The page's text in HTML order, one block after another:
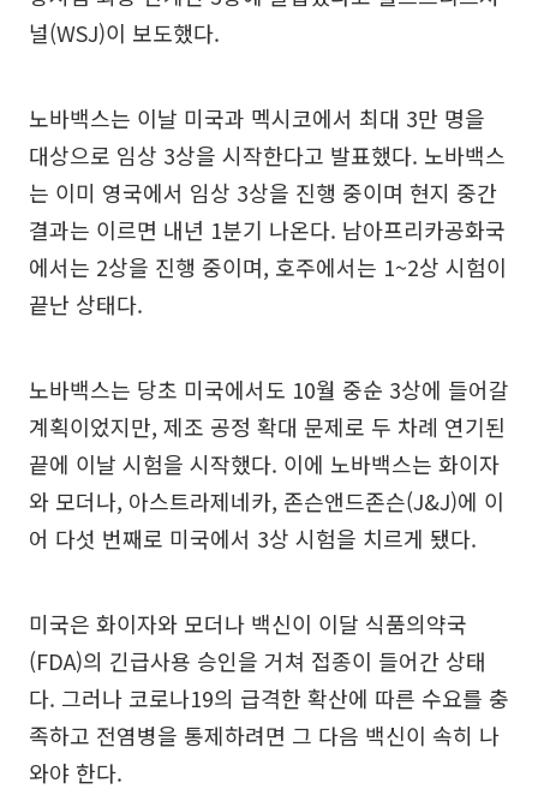
널(WSJ)이 보도했다.
노바백스는 이날 미국과 멕시코에서 최대 3만 명을
대상으로 임상 3상을 시작한다고 발표했다. 노바백스
는 이미 영국에서 임상 3상을 진행 중이며 현지 중간
결과는 이르면 내년 1분기 나온다. 남아프리카공화국
에서는 2상을 진행 중이며, 호주에서는 1~2상 시험이
끝난 상태다.
노바백스는 당초 미국에서도 10월 중순 3상에 들어갈
계획이었지만, 제조 공정 확대 문제로 두 차례 연기된
끝에 이날 시험을 시작했다. 이에 노바백스는 화이자
와 모더나, 아스트라제네카, 존슨앤드존슨(J&J)에 이
어 다섯 번째로 미국에서 3상 시험을 치르게 됐다.
미국은 화이자와 모더나 백신이 이달 식품의약국
(FDA)의 긴급사용 승인을 거쳐 접종이 들어간 상태
다. 그러나 코로나19의 급격한 확산에 따른 수요를 충
족하고 전염병을 통제하려면 그 다음 백신이 속히 나
와야 한다.